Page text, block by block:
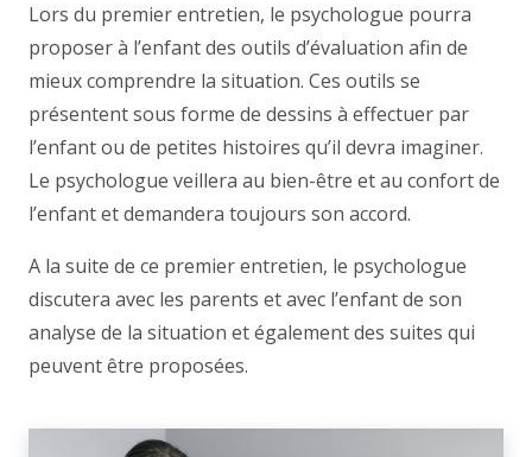
Lors du premier entretien, le psychologue pourra
proposer à l’enfant des outils d’évaluation afin de
mieux comprendre la situation. Ces outils se
présentent sous forme de dessins à effectuer par
l’enfant ou de petites histoires qu’il devra imaginer.
Le psychologue veillera au bien-être et au confort de
l’enfant et demandera toujours son accord.
A la suite de ce premier entretien, le psychologue
discutera avec les parents et avec l’enfant de son
analyse de la situation et également des suites qui
peuvent être proposées.